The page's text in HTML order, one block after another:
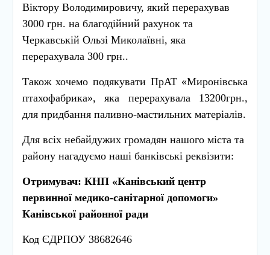
Віктору Володимировичу, який перерахував
3000 грн. на благодійний рахунок та
Черкавській Ользі Миколаївні, яка
перерахувала 300 грн..
Також хочемо подякувати ПрАТ «Миронівська
птахофабрика», яка перерахувала 13200грн.,
для придбання паливно-мастильних матеріалів.
Для всіх небайдужих громадян нашого міста та
району нагадуємо наші банківські реквізити:
Отримувач: КНП «Канівський центр
первинної медико-санітарної допомоги»
Канівської районної ради
Код ЄДРПОУ 38682646